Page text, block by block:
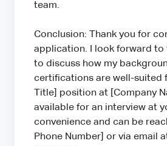
team.
Conclusion: Thank you for
application. I look forward
to discuss how my
certifications are well-suited
Title] position at [Company
available for an interview at
convenience and can be
Phone Number] or via email